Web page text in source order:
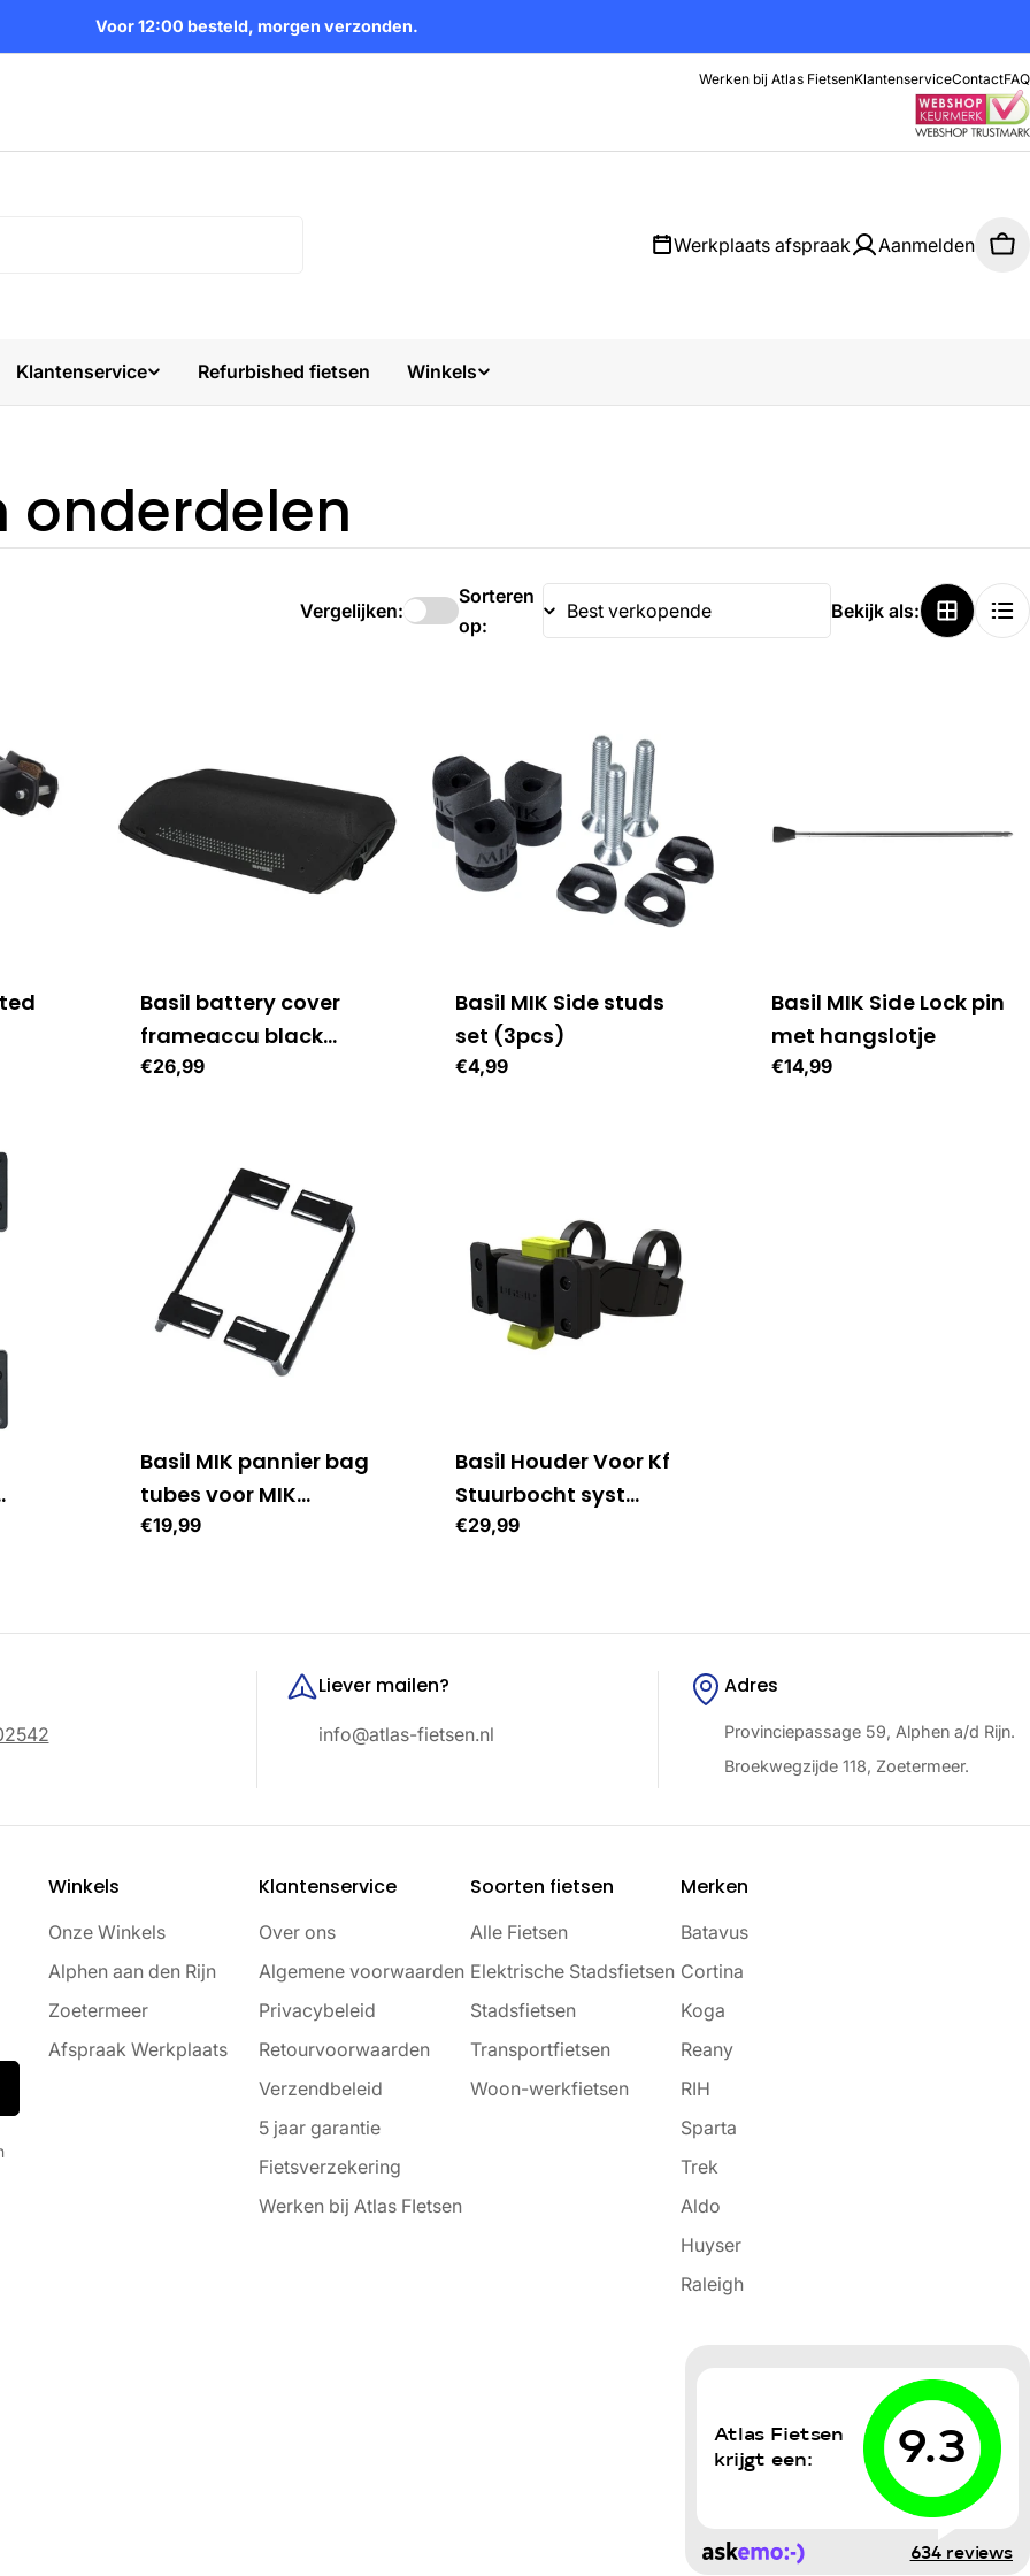
Voor 12:00 besteld, morgen verzonden.
Werken bij Atlas FietsenKlantenserviceContactFAQ
Werkplaats afspraak Aanmelden
Klantenservice Refurbished fietsen Winkels
onderdelen
Vergelijken:
Sorteren
op:
Bekijk als:
Basil battery cover
frameaccu black
Bosch lime
Normale
€26,99
Basil MIK Side studs
set (3pcs)
Normale
€4,99
Basil MIK Side Lock pin
met hangslotje
Normale
€14,99
Basil MIK pannier bag
tubes voor MIK
carrierplate 2 stuk
Normale
€19,99
Basil Houder Voor Kf
Stuurbocht syst
verstelbaar
Normale
€29,99
Liever mailen?
info@atlas-fietsen.nl
Adres
Provinciepassage 59, Alphen a/d Rijn.
Broekwegzijde 118, Zoetermeer.
Winkels
Onze Winkels
Alphen aan den Rijn
Zoetermeer
Afspraak Werkplaats
Klantenservice
Over ons
Algemene voorwaarden
Privacybeleid
Retourvoorwaarden
Verzendbeleid
5 jaar garantie
Fietsverzekering
Werken bij Atlas FIetsen
Soorten fietsen
Alle Fietsen
Elektrische Stadsfietsen
Stadsfietsen
Transportfietsen
Woon-werkfietsen
Merken
Batavus
Cortina
Koga
Reany
RIH
Sparta
Trek
Aldo
Huyser
Raleigh